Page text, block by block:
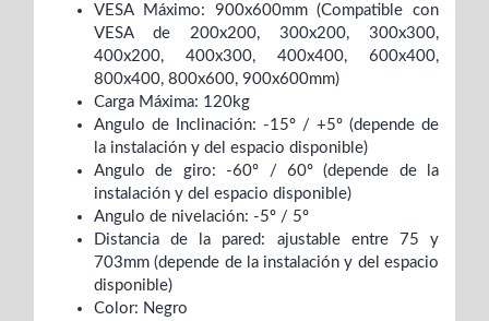
VESA Máximo: 900x600mm (Compatible con
VESA de 200x200, 300x200, 300x300,
400x200, 400x300, 400x400, 600x400,
800x400, 800x600, 900x600mm)
Carga Máxima: 120kg
Angulo de Inclinación: -15º / +5º (depende de
la instalación y del espacio disponible)
Angulo de giro: -60º / 60º (depende de la
instalación y del espacio disponible)
Angulo de nivelación: -5º / 5º
Distancia de la pared: ajustable entre 75 y
703mm (depende de la instalación y del espacio
disponible)
Color: Negro